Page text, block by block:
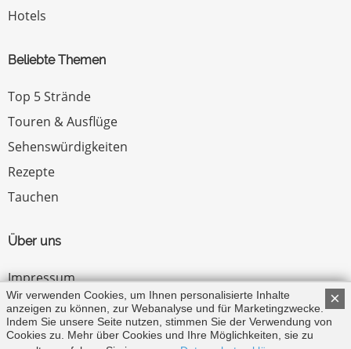
Hotels
Beliebte Themen
Top 5 Strände
Touren & Ausflüge
Sehenswürdigkeiten
Rezepte
Tauchen
Über uns
Impressum
Datenschutz
Zum Menü ↑
×
Wir verwenden Cookies, um Ihnen personalisierte Inhalte
anzeigen zu können, zur Webanalyse und für Marketingzwecke.
Indem Sie unsere Seite nutzen, stimmen Sie der Verwendung von
Cookies zu. Mehr über Cookies und Ihre Möglichkeiten, sie zu